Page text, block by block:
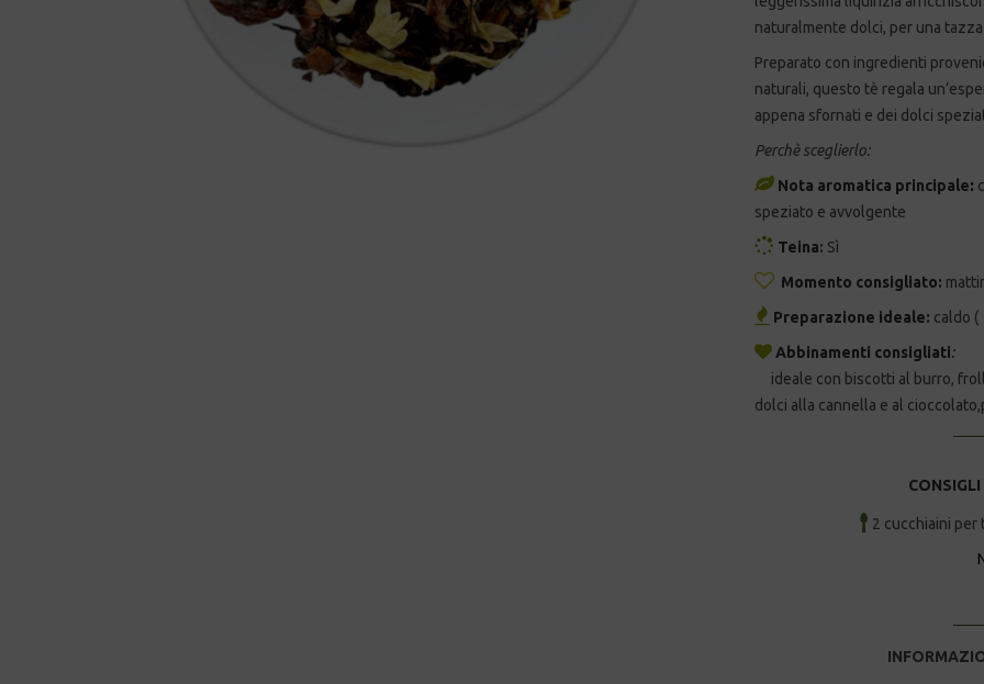
naturalmente dolci, per una
Preparato con ingredienti
naturali, questo tè regala
appena sfornati e dei dolci
Perchè sceglierlo:
Nota aromatica principale:
speziato e avvolgente
Teina: Sì
Momento consigliato:
Preparazione ideale: caldo (
Abbinamenti consigliati:
ideale con biscotti al burro,
dolci alla cannella e al
2 cucchiaini per